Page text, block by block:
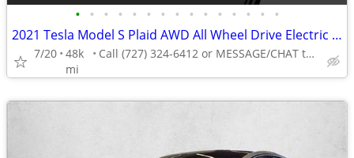
• • • • • • • • • • • • • • •
2021 Tesla Model S Plaid AWD All Wheel Drive Electric AUTONATION
7/20 48k
mi
Call (727) 324-6412 or MESSAGE/CHAT to confirm availability